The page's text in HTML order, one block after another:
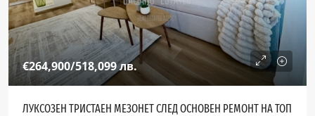
€264,900/518,099 лв.
ЛУКСОЗЕН ТРИСТАЕН МЕЗОНЕТ СЛЕД ОСНОВЕН РЕМОНТ НА ТОП